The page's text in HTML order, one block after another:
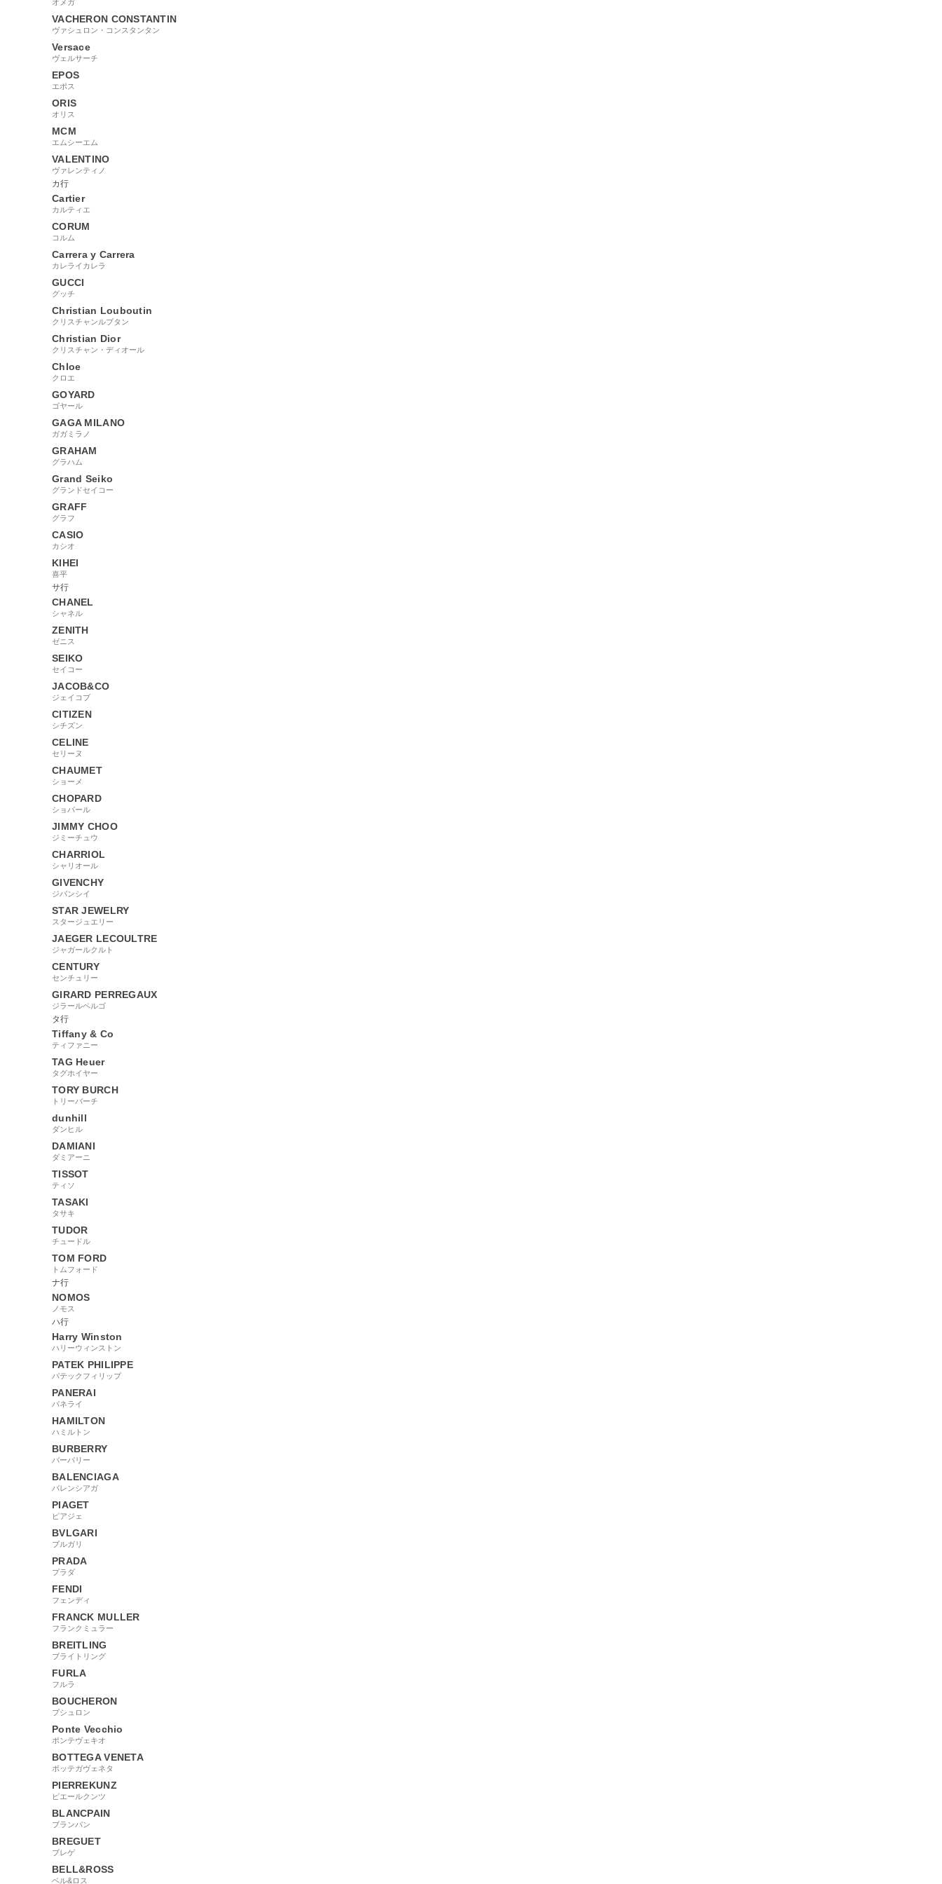
オメガ
VACHERON CONSTANTIN
ヴァシュロン・コンスタンタン
Versace
ヴェルサーチ
EPOS
エポス
ORIS
オリス
MCM
エムシーエム
VALENTINO
ヴァレンティノ
カ行
Cartier
カルティエ
CORUM
コルム
Carrera y Carrera
カレライカレラ
GUCCI
グッチ
Christian Louboutin
クリスチャンルブタン
Christian Dior
クリスチャン・ディオール
Chloe
クロエ
GOYARD
ゴヤール
GAGA MILANO
ガガミラノ
GRAHAM
グラハム
Grand Seiko
グランドセイコー
GRAFF
グラフ
CASIO
カシオ
KIHEI
喜平
サ行
CHANEL
シャネル
ZENITH
ゼニス
SEIKO
セイコー
JACOB&CO
ジェイコブ
CITIZEN
シチズン
CELINE
セリーヌ
CHAUMET
ショーメ
CHOPARD
ショパール
JIMMY CHOO
ジミーチュウ
CHARRIOL
シャリオール
GIVENCHY
ジバンシイ
STAR JEWELRY
スタージュエリー
JAEGER LECOULTRE
ジャガールクルト
CENTURY
センチュリー
GIRARD PERREGAUX
ジラールペルゴ
タ行
Tiffany & Co
ティファニー
TAG Heuer
タグホイヤー
TORY BURCH
トリーバーチ
dunhill
ダンヒル
DAMIANI
ダミアーニ
TISSOT
ティソ
TASAKI
タサキ
TUDOR
チュードル
TOM FORD
トムフォード
ナ行
NOMOS
ノモス
ハ行
Harry Winston
ハリーウィンストン
PATEK PHILIPPE
パテックフィリップ
PANERAI
パネライ
HAMILTON
ハミルトン
BURBERRY
バーバリー
BALENCIAGA
バレンシアガ
PIAGET
ピアジェ
BVLGARI
ブルガリ
PRADA
プラダ
FENDI
フェンディ
FRANCK MULLER
フランクミュラー
BREITLING
ブライトリング
FURLA
フルラ
BOUCHERON
ブシュロン
Ponte Vecchio
ポンテヴェキオ
BOTTEGA VENETA
ボッテガヴェネタ
PIERREKUNZ
ピエールクンツ
BLANCPAIN
ブランパン
BREGUET
ブレゲ
BELL&ROSS
ベル&ロス